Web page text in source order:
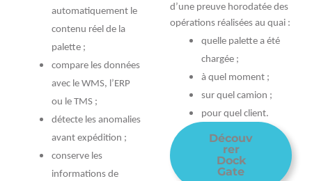
automatiquement le
contenu réel de la
palette ;
compare les données
avec le WMS, l’ERP
ou le TMS ;
détecte les anomalies
avant expédition ;
conserve les
informations de
d’une preuve horodatée des
opérations réalisées au quai :
quelle palette a été
chargée ;
à quel moment ;
sur quel camion ;
pour quel client.
Découv
rer
Dock
Gate